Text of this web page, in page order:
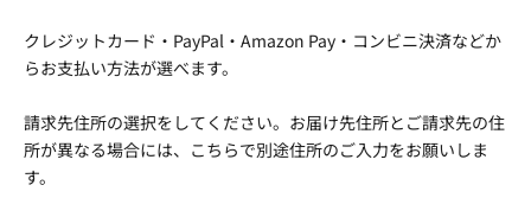
クレジットカード・PayPal・Amazon Pay・コンビニ決済などか
らお支払い方法が選べます。
請求先住所の選択をしてください。お届け先住所とご請求先の住
所が異なる場合には、こちらで別途住所のご入力をお願いしま
す。